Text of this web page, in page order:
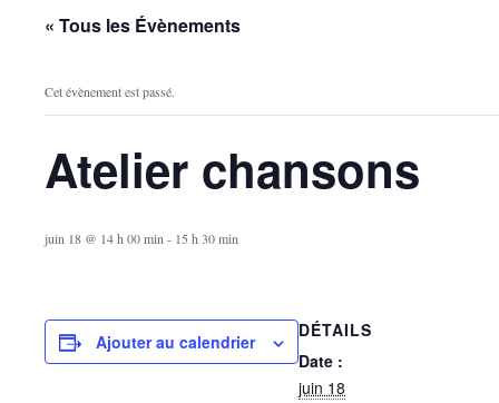
« Tous les Évènements
Cet évènement est passé.
Atelier chansons
juin 18 @ 14 h 00 min - 15 h 30 min
Ajouter au calendrier
DÉTAILS
Date :
juin 18